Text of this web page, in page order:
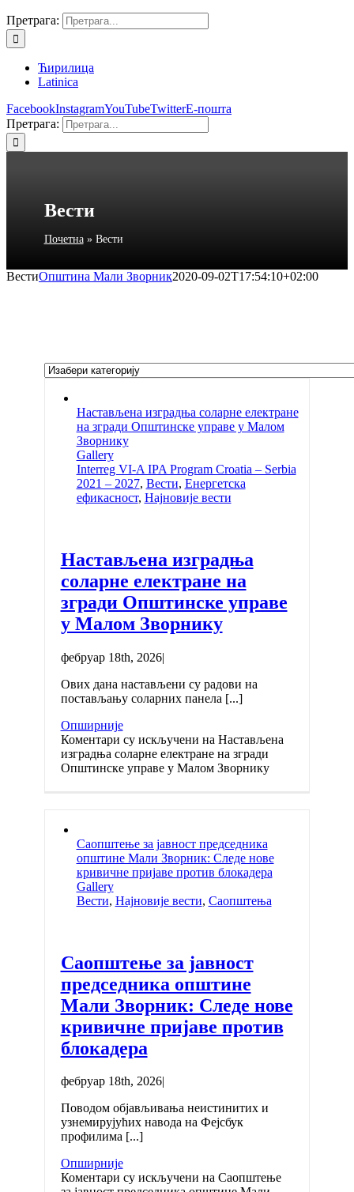
Претрага:
Ћирилица
Latinica
FacebookInstagramYouTubeTwitterЕ-пошта
Претрага:
Вести
Почетна» Вести
ВестиОпштина Мали Зворник2020-09-02T17:54:10+02:00
Настављена изградња соларне електране
на згради Општинске управе у Малом
Зворнику
Gallery
Interreg VI-A IPA Program Croatia – Serbia
2021 – 2027, Вести, Енергетска
ефикасност, Најновије вести
Настављена изградња
соларне електране на
згради Општинске управе
у Малом Зворнику
фебруар 18th, 2026|
Ових дана настављени су радови на
постављању соларних панела [...]
Опширније
Коментари су искључени на Настављена
изградња соларне електране на згради
Општинске управе у Малом Зворнику
Саопштење за јавност председника
општине Мали Зворник: Следе нове
кривичне пријаве против блокадера
Gallery
Вести, Најновије вести, Саопштења
Саопштење за јавност
председника општине
Мали Зворник: Следе нове
кривичне пријаве против
блокадера
фебруар 18th, 2026|
Поводом објављивања неистинитих и
узнемирујућих навода на Фејсбук
профилима [...]
Опширније
Коментари су искључени на Саопштење